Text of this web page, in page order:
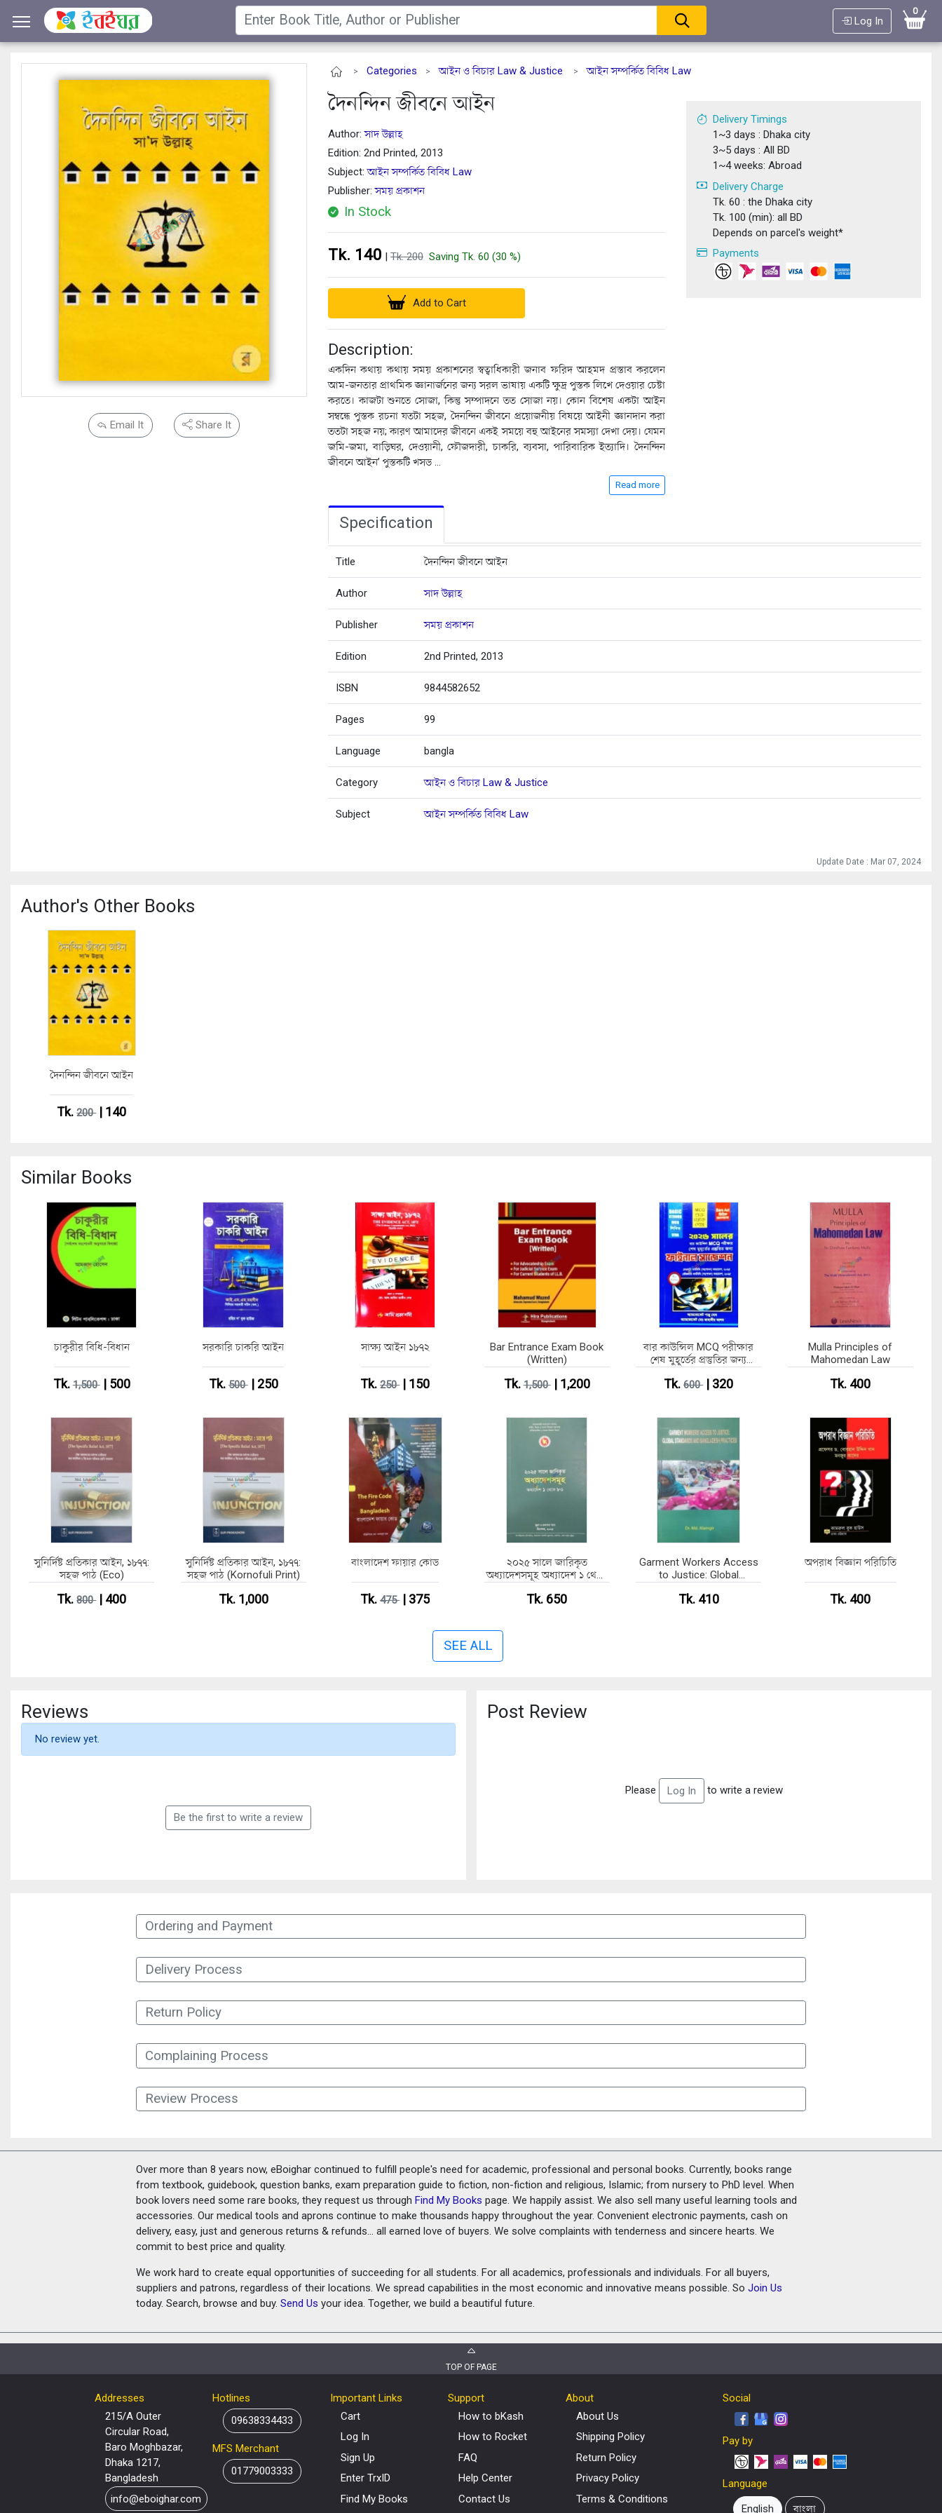
Log In
0
Email It Share It
> Categories >আইন ও বিচার Law & Justice >আইন সম্পর্কিত বিবিধ Law
দৈনন্দিন জীবনে আইন
Author:সাদ উল্লাহ
Edition: 2nd Printed, 2013
Subject:আইন সম্পর্কিত বিবিধ Law
Publisher:সময় প্রকাশন
In Stock
Tk. 140 | Tk. 200 Saving Tk. 60 (30 %)
Add to Cart
Description:
একদিন কথায় কথায় সময় প্রকাশনের স্বত্বাধিকারী জনাব ফরিদ আহমদ প্রস্তাব করলেন
আম-জনতার প্রাথমিক জ্ঞানার্জনের জন্য সরল ভাষায় একটি ক্ষুদ্র পুস্তক লিখে দেওয়ার চেষ্টা
করতে। কাজটা শুনতে সােজা, কিন্তু সম্পাদনে তত সােজা নয়। কোন বিশেষ একটা আইন
সম্বন্ধে পুস্তক রচনা যতটা সহজ, দৈনন্দিন জীবনে প্রয়ােজনীয় বিষয়ে আইনী জ্ঞানদান করা
ততটা সহজ নয়; কারণ আমাদের জীবনে একই সময়ে বহু আইনের সমস্যা দেখা দেয়। যেমন
জমি-জমা, বাড়িঘর, দেওয়ানী, ফৌজদারী, চাকরি, ব্যবসা, পারিবারিক ইত্যাদি। দৈনন্দিন
জীবনে আইন’ পুস্তকটি খসড ...
Read more
Delivery Timings
1~3 days : Dhaka city
3~5 days : All BD
1~4 weeks: Abroad
Delivery Charge
Tk. 60 : the Dhaka city
Tk. 100 (min): all BD
Depends on parcel's weight*
Payments
Specification
Title দৈনন্দিন জীবনে আইন
Author সাদ উল্লাহ
Publisher সময় প্রকাশন
Edition 2nd Printed, 2013
ISBN 9844582652
Pages 99
Language bangla
Category আইন ও বিচার Law & Justice
Subject আইন সম্পর্কিত বিবিধ Law
Update Date : Mar 07, 2024
Author's Other Books
দৈনন্দিন জীবনে আইন
Tk.200| 140
Similar Books
চাকুরীর বিধি-বিধান
Tk.1,500| 500
সরকারি চাকরি আইন
Tk.500| 250
সাক্ষ্য আইন ১৮৭২
Tk.250| 150
Bar Entrance Exam Book
(Written)
Tk.1,500| 1,200
বার কাউন্সিল MCQ পরীক্ষার
শেষ মুহূর্তের প্রস্তুতির জন্য
Tk.600| 320
Mulla Principles of
Mahomedan Law
Tk. 400
সুনির্দিষ্ট প্রতিকার আইন, ১৮৭৭:
সহজ পাঠ (Eco)
Tk.800| 400
সুনির্দিষ্ট প্রতিকার আইন, ১৮৭৭:
সহজ পাঠ (Kornofuli Print)
Tk. 1,000
বাংলাদেশ ফায়ার কোড
Tk.475| 375
২০২৫ সালে জারিকৃত
অধ্যাদেশসমূহ অধ্যাদেশ ১ থেকে
Tk. 650
Garment Workers Access
to Justice: Global
Practices
Tk. 410
অপরাধ বিজ্ঞান পরিচিতি
Tk. 400
SEE ALL
Reviews
No review yet.
Be the first to write a review
Post Review
Please Log In to write a review
Ordering and Payment
Delivery Process
Return Policy
Complaining Process
Review Process
Over more than 8 years now, eBoighar continued to fulfill people's need for academic, professional and personal books. Currently, books range
from textbook, guidebook, question banks, exam preparation guide to fiction, non-fiction and religious, Islamic; from nursery to PhD level. When
book lovers need some rare books, they request us throughFind My Books page. We happily assist. We also sell many useful learning tools and
accessories. Our medical tools and aprons continue to make thousands happy throughout the year. Convenient electronic payments, cash on
delivery, easy, just and generous returns & refunds... all earned love of buyers. We solve complaints with tenderness and sincere hearts. We
commit to best price and quality.
We work hard to create equal opportunities of succeeding for all students. For all academics, professionals and individuals. For all buyers,
suppliers and patrons, regardless of their locations. We spread capabilities in the most economic and innovative means possible. SoJoin Us
today. Search, browse and buy.Send Us your idea. Together, we build a beautiful future.
TOP OF PAGE
Addresses
215/A Outer
Circular Road,
Baro Moghbazar,
Dhaka 1217,
Bangladesh
info@eboighar.com
Hotlines
09638334433
MFS Merchant
01779003333
Important Links
Cart
Log In
Sign Up
Enter TrxID
Find My Books
Support
How to bKash
How to Rocket
FAQ
Help Center
Contact Us
About
About Us
Shipping Policy
Return Policy
Privacy Policy
Terms & Conditions
Social
Pay by
Language
English বাংলা